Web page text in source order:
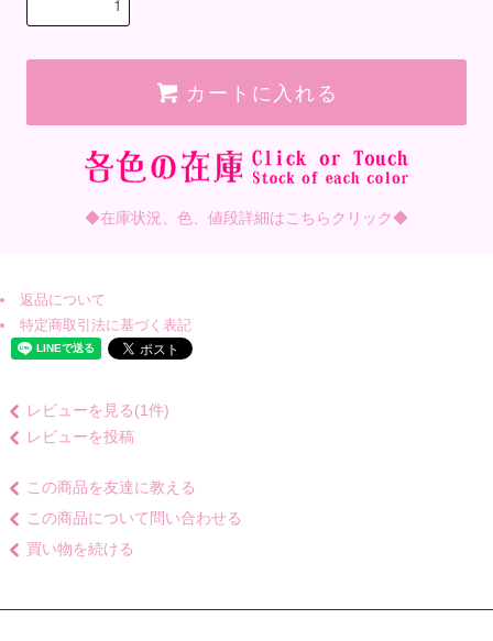
カートに入れる
◆在庫状況、色、値段詳細はこちらクリック◆
返品について
特定商取引法に基づく表記
レビューを見る(1件)
レビューを投稿
この商品を友達に教える
この商品について問い合わせる
買い物を続ける